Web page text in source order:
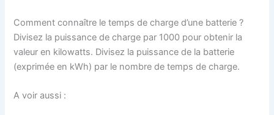
Comment connaître le temps de charge d’une batterie ?
Divisez la puissance de charge par 1000 pour obtenir la
valeur en kilowatts. Divisez la puissance de la batterie
(exprimée en kWh) par le nombre de temps de charge.
A voir aussi :